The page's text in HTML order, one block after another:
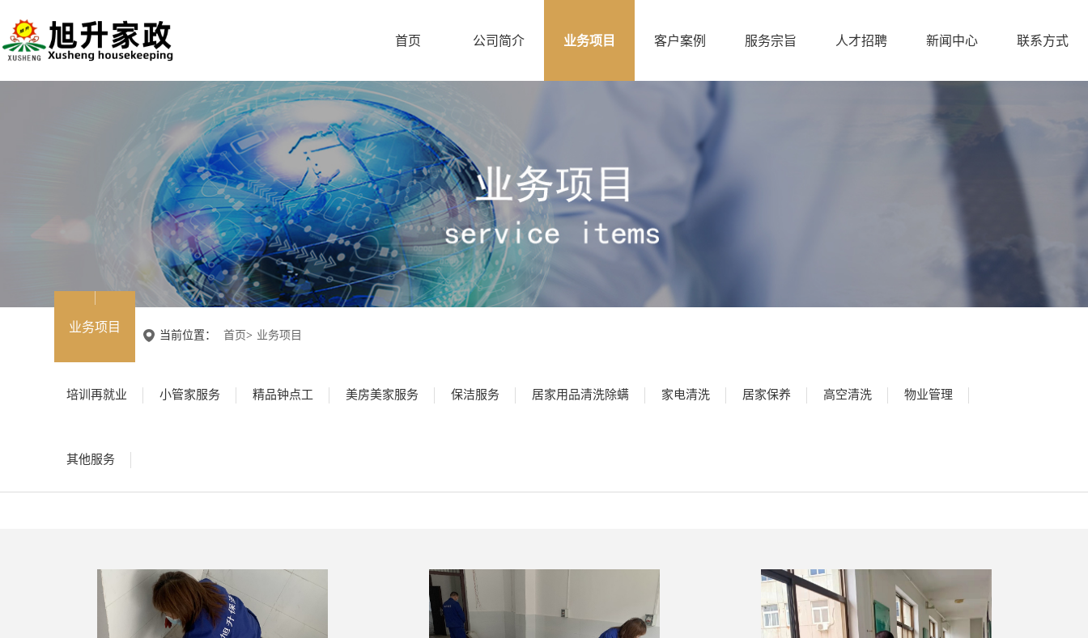
首页 公司简介 业务项目 客户案例 服务宗旨 人才招聘 新闻中心 联系方式
业务项目
当前位置： 首页> 业务项目
培训再就业 小管家服务 精品钟点工 美房美家服务 保洁服务 居家用品清洗除螨 家电清洗 居家保养 高空清洗 物业管理
其他服务